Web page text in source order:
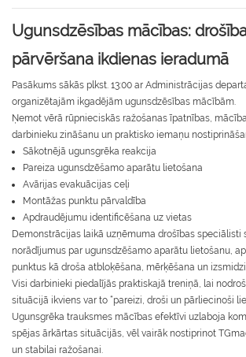
Ugunsdzēsības mācības:
pārvēršana ikdienas ieradumā
Pasākums sākās plkst. 13:00 ar Administrācijas
organizētajām ikgadējām ugunsdzēsības mācībām.
Ņemot vērā rūpnieciskās ražošanas īpatnības,
darbinieku zināšanu un praktisko iemaņu
Sākotnējā ugunsgrēka reakcija
Pareiza ugunsdzēšamo aparātu lietošana
Avārijas evakuācijas ceļi
Montāžas punktu pārvaldība
Apdraudējumu identificēšana uz vietas
Demonstrācijas laikā uzņēmuma drošības speciālisti
norādījumus par ugunsdzēšamo aparātu lietošanu,
punktus kā droša atbloķēšana, mērķēšana un
Visi darbinieki piedalījās praktiskajā treniņā, lai
situācijā ikviens var to “pareizi, droši un pārliecinoši
Ugunsgrēka trauksmes mācības efektīvi uzlaboja
spējas ārkārtas situācijās, vēl vairāk nostiprinot
un stabilai ražošanai.